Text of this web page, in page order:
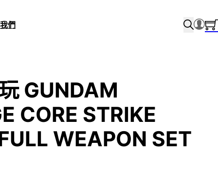
們
GUNDAM
CORE STRIKE
WEAPON SET